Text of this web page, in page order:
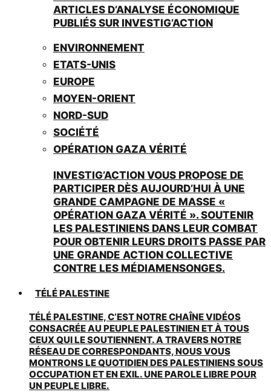
ARTICLES D’ANALYSE ÉCONOMIQUE
PUBLIÉS SUR INVESTIG’ACTION
ENVIRONNEMENT
ETATS-UNIS
EUROPE
MOYEN-ORIENT
NORD-SUD
SOCIÉTÉ
OPÉRATION GAZA VÉRITÉ
INVESTIG’ACTION VOUS PROPOSE DE
PARTICIPER DÈS AUJOURD’HUI À UNE
GRANDE CAMPAGNE DE MASSE «
OPÉRATION GAZA VÉRITÉ ». SOUTENIR
LES PALESTINIENS DANS LEUR COMBAT
POUR OBTENIR LEURS DROITS PASSE PAR
UNE GRANDE ACTION COLLECTIVE
CONTRE LES MÉDIAMENSONGES.
TÉLÉ PALESTINE
TÉLÉ PALESTINE, C’EST NOTRE CHAÎNE VIDÉOS
CONSACRÉE AU PEUPLE PALESTINIEN ET À TOUS
CEUX QUI LE SOUTIENNENT. A TRAVERS NOTRE
RÉSEAU DE CORRESPONDANTS, NOUS VOUS
MONTRONS LE QUOTIDIEN DES PALESTINIENS SOUS
OCCUPATION ET EN EXIL. UNE PAROLE LIBRE POUR
UN PEUPLE LIBRE.